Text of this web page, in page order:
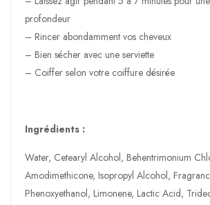
profondeur
– Rincer abondamment vos cheveux
– Bien sécher avec une serviette
– Coiffer selon votre coiffure désirée
Ingrédients :
Water, Cetearyl Alcohol, Behentrimonium
Amodimethicone, Isopropyl Alcohol,
Phenoxyethanol, Limonene, Lactic Acid,